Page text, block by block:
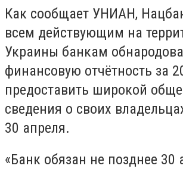
Как сообщает УНИАН,
всем действующим на
Украины банкам
финансовую отчётность за
предоставить широкой
сведения о своих
30 апреля.
«Банк обязан не позднее 30